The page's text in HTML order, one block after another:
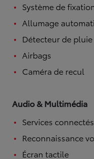
Système de
Allumage
Détecteur de pluie
Airbags
Caméra de recul
Audio & Multimédia
Services connectés
Reconnaissance
Écran tactile